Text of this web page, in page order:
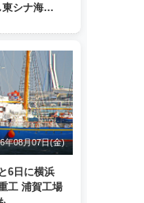
東シナ海
年08月07日(金)
6日に横浜
工 浦賀工場